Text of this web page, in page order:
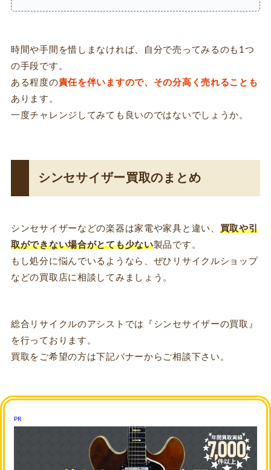
時間や手間を惜しまなければ、自分で売ってみるのも1つ
の手段です。
ある程度の責任を伴いますので、その分高く売れることも
あります。
一度チャレンジしてみても良いのではないでしょうか。
シンセサイザー買取のまとめ
シンセサイザーなどの楽器は家電や家具と違い、 買取や引
取ができない場合がとても少ない製品です。
もし処分に悩んでいるようなら、ぜひリサイクルショップ
などの買取店に相談してみましょう。
総合リサイクルのアシストでは『シンセサイザーの買取』
を行っております。
買取をご希望の方は下記バナーからご相談下さい。
PR